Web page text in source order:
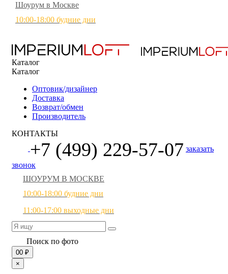
Шоурум в Москве
10:00-18:00 будние дни
Каталог
Каталог
Оптовик/дизайнер
Доставка
Возврат/обмен
Производитель
КОНТАКТЫ
+7 (499) 229-57-07 заказать
звонок
ШОУРУМ В МОСКВЕ
10:00-18:00 будние дни
11:00-17:00 выходные дни
Поиск по фото
00 ₽
×